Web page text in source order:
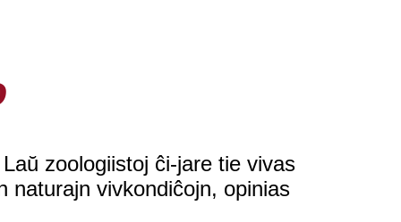
zoologiistoj ĉi-jare tie vivas
naturajn vivkondiĉojn, opinias